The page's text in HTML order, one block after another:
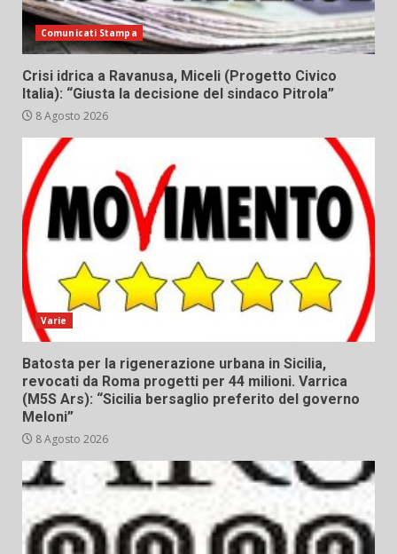
Comunicati Stampa
Crisi idrica a Ravanusa, Miceli (Progetto Civico
Italia): “Giusta la decisione del sindaco Pitrola”
8 Agosto 2026
Varie
Batosta per la rigenerazione urbana in Sicilia,
revocati da Roma progetti per 44 milioni. Varrica
(M5S Ars): “Sicilia bersaglio preferito del governo
Meloni”
8 Agosto 2026